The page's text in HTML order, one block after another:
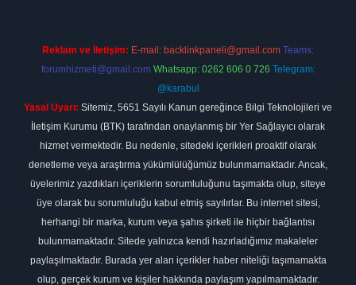
Reklam ve İletişim: E-mail: backlinkpaneli@gmail.com Teams:
forumhizmeti@gmail.com Whatsapp: 0262 606 0 726 Telegram:
@karabul
Yasal Uyarı: Sitemiz, 5651 Sayılı Kanun gereğince Bilgi Teknolojileri ve
İletişim Kurumu (BTK) tarafından onaylanmış bir Yer Sağlayıcı olarak
hizmet vermektedir. Bu nedenle, sitedeki içerikleri proaktif olarak
denetleme veya araştırma yükümlülüğümüz bulunmamaktadır. Ancak,
üyelerimiz yazdıkları içeriklerin sorumluluğunu taşımakta olup, siteye
üye olarak bu sorumluluğu kabul etmiş sayılırlar. Bu internet sitesi,
herhangi bir marka, kurum veya şahıs şirketi ile hiçbir bağlantısı
bulunmamaktadır. Sitede yalnızca kendi hazırladığımız makaleler
paylaşılmaktadır. Burada yer alan içerikler haber niteliği taşımamakta
olup, gerçek kurum ve kişiler hakkında paylaşım yapılmamaktadır.